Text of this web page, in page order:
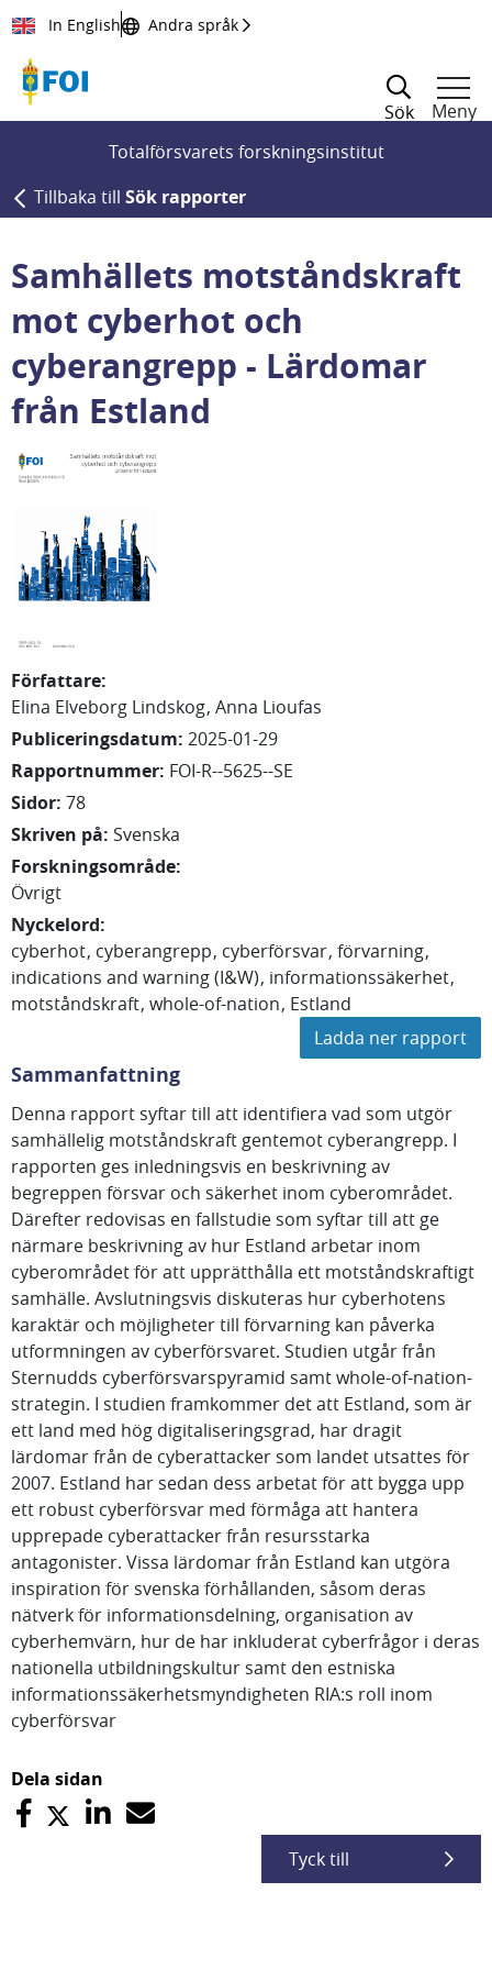
Till innehållet
In English Andra språk
Sök
Meny
Totalförsvarets forskningsinstitut
Tillbaka till Sök rapporter
Samhällets motståndskraft
mot cyberhot och
cyberangrepp - Lärdomar
från Estland
Författare:
Elina Elveborg Lindskog Anna Lioufas
Publiceringsdatum: 2025-01-29
Rapportnummer: FOI-R--5625--SE
Sidor: 78
Skriven på: Svenska
Forskningsområde:
Övrigt
Nyckelord:
cyberhot cyberangrepp cyberförsvar förvarning
indications and warning (I&W) informationssäkerhet
motståndskraft whole-of-nation Estland
Ladda ner rapport
Sammanfattning
Denna rapport syftar till att identifiera vad som utgör
samhällelig motståndskraft gentemot cyberangrepp. I
rapporten ges inledningsvis en beskrivning av
begreppen försvar och säkerhet inom cyberområdet.
Därefter redovisas en fallstudie som syftar till att ge
närmare beskrivning av hur Estland arbetar inom
cyberområdet för att upprätthålla ett motståndskraftigt
samhälle. Avslutningsvis diskuteras hur cyberhotens
karaktär och möjligheter till förvarning kan påverka
utformningen av cyberförsvaret. Studien utgår från
Sternudds cyberförsvarspyramid samt whole-of-nation-
strategin. I studien framkommer det att Estland, som är
ett land med hög digitaliseringsgrad, har dragit
lärdomar från de cyberattacker som landet utsattes för
2007. Estland har sedan dess arbetat för att bygga upp
ett robust cyberförsvar med förmåga att hantera
upprepade cyberattacker från resursstarka
antagonister. Vissa lärdomar från Estland kan utgöra
inspiration för svenska förhållanden, såsom deras
nätverk för informationsdelning, organisation av
cyberhemvärn, hur de har inkluderat cyberfrågor i deras
nationella utbildningskultur samt den estniska
informationssäkerhetsmyndigheten RIA:s roll inom
cyberförsvar
Dela sidan
Tyck till